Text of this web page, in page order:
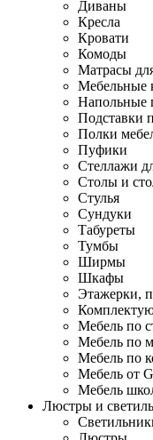
Диваны
Кресла
Кровати
Комоды
Матрасы
Мебельные
Напольные
Подставки
Полки
Пуфики
Стеллажи
Столы и
Стулья
Сундуки
Табуреты
Тумбы
Ширмы
Шкафы
Этажерки,
Мебель по
Мебель по
Мебель по
Мебель от
Мебель
Люстры и